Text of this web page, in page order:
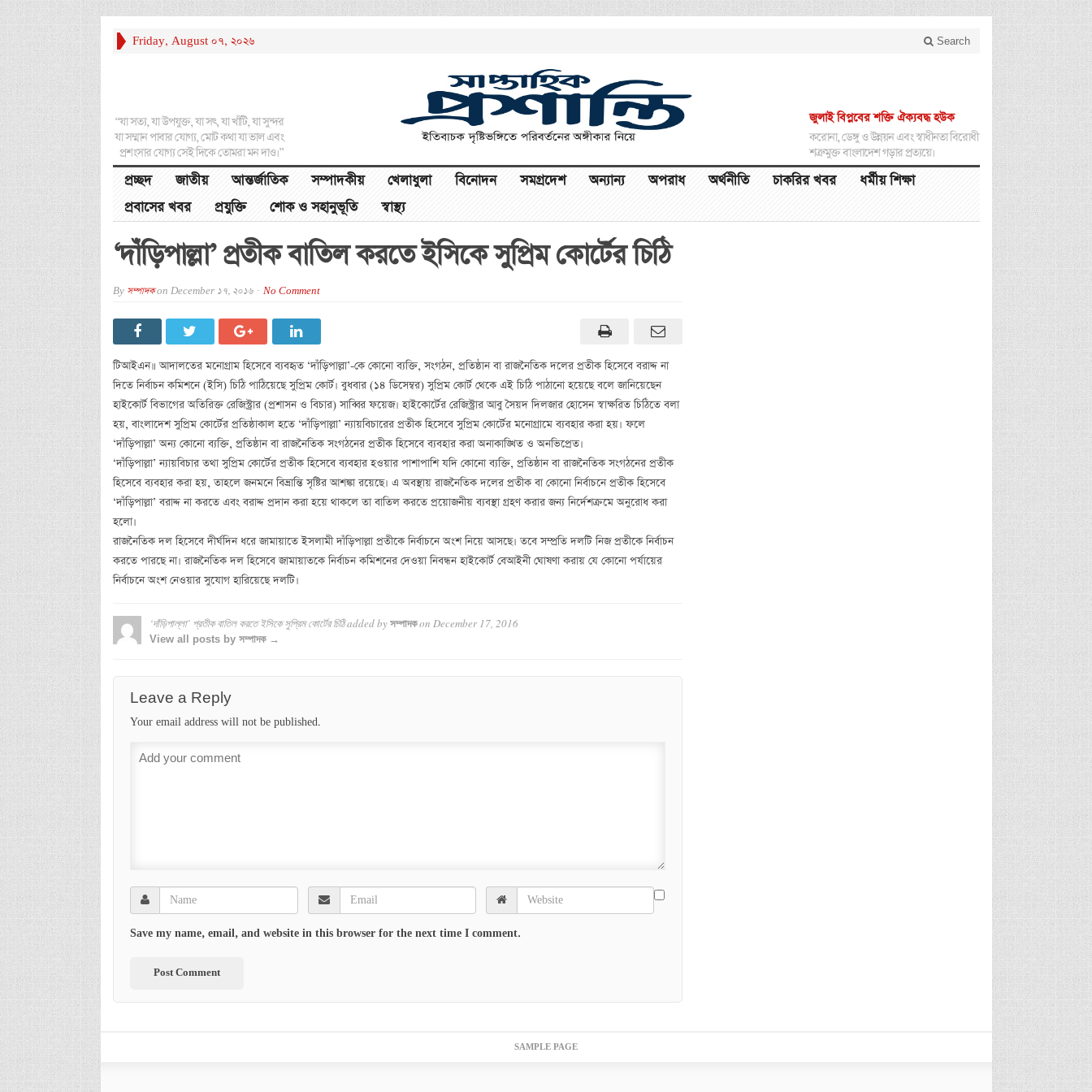
Friday, August 07, 2026 Search
“যা সত্য, যা উপযুক্ত, যা সৎ, যা খাঁটি, যা সুন্দর
যা সম্মান পাবার যোগ্য, মোট কথা যা ভাল এবং
প্রশংসার যোগ্য সেই দিকে তোমরা মন দাও।”
জুলাই বিপ্লবের শক্তি ঐক্যবদ্ধ হউক
করোনা, ডেঙ্গু ও উন্নয়ন এবং স্বাধীনতা বিরোধী
শত্রুমুক্ত বাংলাদেশ গড়ার প্রত্যয়ে।
প্রচ্ছদ জাতীয় আন্তর্জাতিক সম্পাদকীয় খেলাধুলা বিনোদন সমগ্রদেশ অন্যান্য অপরাধ অর্থনীতি চাকরির খবর
ধর্মীয় শিক্ষা
প্রবাসের খবর
প্রযুক্তি শোক ও সহানুভূতি স্বাস্থ্য
‘দাঁড়িপাল্লা’ প্রতীক বাতিল করতে ইসিকে সুপ্রিম কোর্টের চিঠি
By সম্পাদকon December 17, 2016 No Comment
টিআইএন॥ আদালতের মনোগ্রাম হিসেবে ব্যবহৃত ‘দাঁড়িপাল্লা’-কে কোনো ব্যক্তি, সংগঠন, প্রতিষ্ঠান বা রাজনৈতিক দলের প্রতীক হিসেবে বরাদ্দ না
দিতে নির্বাচন কমিশনে (ইসি) চিঠি পাঠিয়েছে সুপ্রিম কোর্ট। বুধবার (১৪ ডিসেম্বর) সুপ্রিম কোর্ট থেকে এই চিঠি পাঠানো হয়েছে বলে জানিয়েছেন
হাইকোর্ট বিভাগের অতিরিক্ত রেজিস্ট্রার (প্রশাসন ও বিচার) সাব্বির ফয়েজ। হাইকোর্টের রেজিস্ট্রার আবু সৈয়দ দিলজার হোসেন স্বাক্ষরিত চিঠিতে বলা
হয়, বাংলাদেশ সুপ্রিম কোর্টের প্রতিষ্ঠাকাল হতে ‘দাঁড়িপাল্লা’ ন্যায়বিচারের প্রতীক হিসেবে সুপ্রিম কোর্টের মনোগ্রামে ব্যবহার করা হয়। ফলে
‘দাঁড়িপাল্লা’ অন্য কোনো ব্যক্তি, প্রতিষ্ঠান বা রাজনৈতিক সংগঠনের প্রতীক হিসেবে ব্যবহার করা অনাকাঙ্খিত ও অনভিপ্রেত।
‘দাঁড়িপাল্লা’ ন্যায়বিচার তথা সুপ্রিম কোর্টের প্রতীক হিসেবে ব্যবহার হওয়ার পাশাপাশি যদি কোনো ব্যক্তি, প্রতিষ্ঠান বা রাজনৈতিক সংগঠনের প্রতীক
হিসেবে ব্যবহার করা হয়, তাহলে জনমনে বিভ্রান্তি সৃষ্টির আশঙ্কা রয়েছে। এ অবস্থায় রাজনৈতিক দলের প্রতীক বা কোনো নির্বাচনে প্রতীক হিসেবে
‘দাঁড়িপাল্লা’ বরাদ্দ না করতে এবং বরাদ্দ প্রদান করা হয়ে থাকলে তা বাতিল করতে প্রয়োজনীয় ব্যবস্থা গ্রহণ করার জন্য নির্দেশক্রমে অনুরোধ করা
হলো।
রাজনৈতিক দল হিসেবে দীর্ঘদিন ধরে জামায়াতে ইসলামী দাঁড়িপাল্লা প্রতীকে নির্বাচনে অংশ নিয়ে আসছে। তবে সম্প্রতি দলটি নিজ প্রতীকে নির্বাচন
করতে পারছে না। রাজনৈতিক দল হিসেবে জামায়াতকে নির্বাচন কমিশনের দেওয়া নিবন্ধন হাইকোর্ট বেআইনী ঘোষণা করায় যে কোনো পর্যায়ের
নির্বাচনে অংশ নেওয়ার সুযোগ হারিয়েছে দলটি।
‘দাঁড়িপাল্লা’ প্রতীক বাতিল করতে ইসিকে সুপ্রিম কোর্টের চিঠিadded by সম্পাদকon December 17, 2016
View all posts by সম্পাদক →
Leave a Reply
Your email address will not be published.
Save my name, email, and website in this browser for the next time I comment.
SAMPLE PAGE